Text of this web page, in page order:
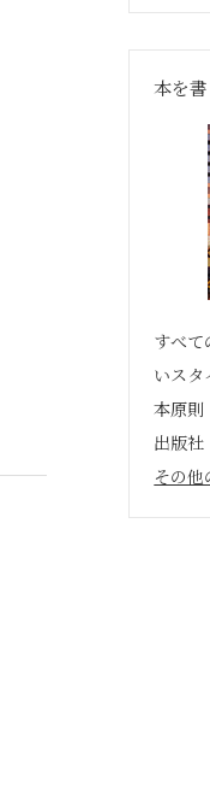
本を
すべて
いスタ
本原則
出版
その